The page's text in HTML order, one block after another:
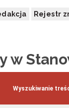
Rejestr
w
Wyszukiwanie